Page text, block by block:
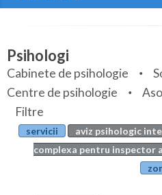
Arges
Bihor
Bistrita-Nasaud
Botosani
Braila
Specialitati
Servicii
Articole
Evenimente
Psihologi
Cabinete de psihologie
Centre de psihologie
Filtre
servicii
aviz psihologic
complexa pentru inspector